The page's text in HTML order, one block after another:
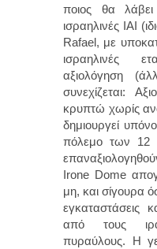
ποιος θα
ισραηλινές IAI
Rafael, με
ισραηλινές
αξιολόγηση
συνεχίζεται: Α
κρυπτώ χωρίς
δημιουργεί
πόλεμο των 12
Irone Dome
μη, και σίγουρα
εγκαταστάσεις
από τους
πυραύλους. Η